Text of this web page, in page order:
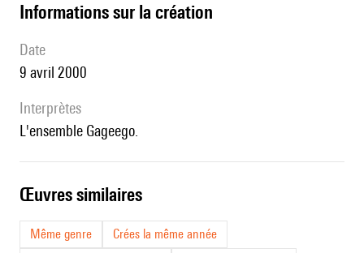
informations sur la création
date
9 avril 2000
interprètes
l'ensemble Gageego.
œuvres similaires
Même genre
Crées la même année